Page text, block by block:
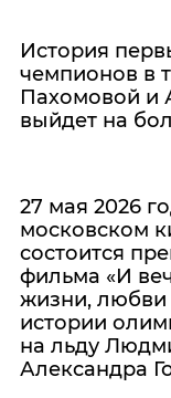
История
чемпионов в
Пахомовой и
выйдет на
27 мая 2026
московском
состоится
фильма «И
жизни, любви
истории
на льду
Александра